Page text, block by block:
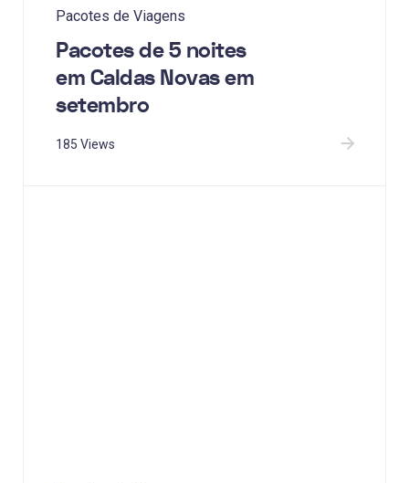
Pacotes de Viagens
Pacotes de 5 noites
em Caldas Novas em
setembro
185 Views